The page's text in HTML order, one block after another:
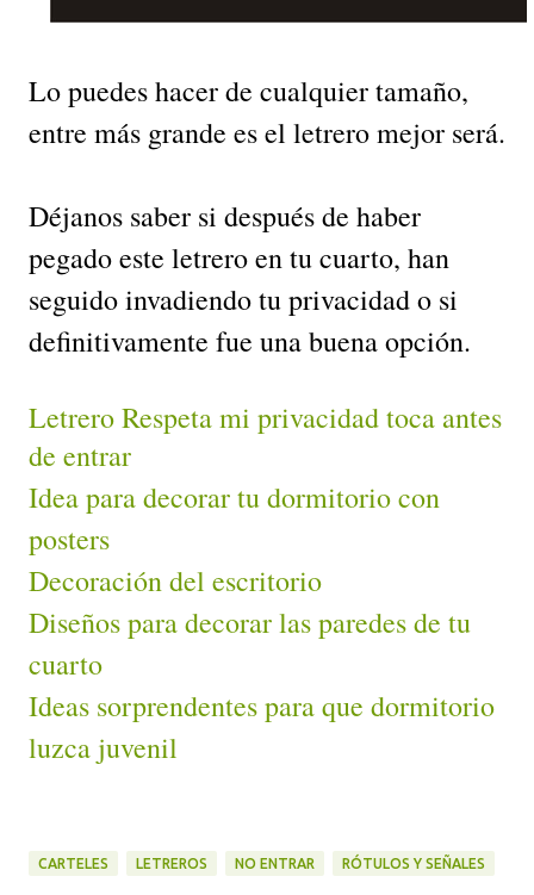
Lo puedes hacer de cualquier tamaño,
entre más grande es el letrero mejor será.
Déjanos saber si después de haber
pegado este letrero en tu cuarto, han
seguido invadiendo tu privacidad o si
definitivamente fue una buena opción.
Letrero Respeta mi privacidad toca antes
de entrar
Idea para decorar tu dormitorio con
posters
Decoración del escritorio
Diseños para decorar las paredes de tu
cuarto
Ideas sorprendentes para que dormitorio
luzca juvenil
CARTELES LETREROS NO ENTRAR RÓTULOS Y SEÑALES